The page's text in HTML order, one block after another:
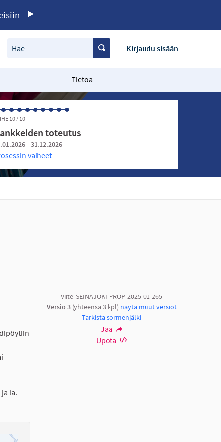
Hae Kirjaudu sisään
Tietoa
10 / 10
toteutus
- 31.12.2026
vaiheet
la.
Viite: SEINAJOKI-PROP-2025-01-265
Versio 3(yhteensä 3 kpl) näytä muut versiot
Tarkista sormenjälki
Jaa
Upota